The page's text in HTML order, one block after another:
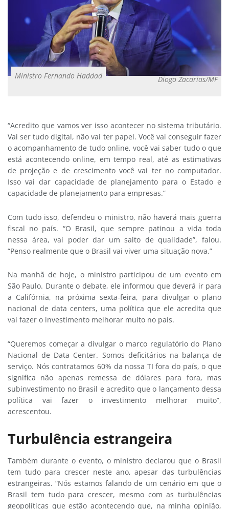
Ministro Fernando Haddad Diogo Zacarias/MF
“Acredito que vamos ver isso acontecer no sistema tributário.
Vai ser tudo digital, não vai ter papel. Você vai conseguir fazer
o acompanhamento de tudo online, você vai saber tudo o que
está acontecendo online, em tempo real, até as estimativas
de projeção e de crescimento você vai ter no computador.
Isso vai dar capacidade de planejamento para o Estado e
capacidade de planejamento para empresas.”
Com tudo isso, defendeu o ministro, não haverá mais guerra
fiscal no país. “O Brasil, que sempre patinou a vida toda
nessa área, vai poder dar um salto de qualidade”, falou.
“Penso realmente que o Brasil vai viver uma situação nova.”
Na manhã de hoje, o ministro participou de um evento em
São Paulo. Durante o debate, ele informou que deverá ir para
a Califórnia, na próxima sexta-feira, para divulgar o plano
nacional de data centers, uma política que ele acredita que
vai fazer o investimento melhorar muito no país.
“Queremos começar a divulgar o marco regulatório do Plano
Nacional de Data Center. Somos deficitários na balança de
serviço. Nós contratamos 60% da nossa TI fora do país, o que
significa não apenas remessa de dólares para fora, mas
subinvestimento no Brasil e acredito que o lançamento dessa
política vai fazer o investimento melhorar muito”,
acrescentou.
Turbulência estrangeira
Também durante o evento, o ministro declarou que o Brasil
tem tudo para crescer neste ano, apesar das turbulências
estrangeiras. “Nós estamos falando de um cenário em que o
Brasil tem tudo para crescer, mesmo com as turbulências
geopolíticas que estão acontecendo que, na minha opinião,